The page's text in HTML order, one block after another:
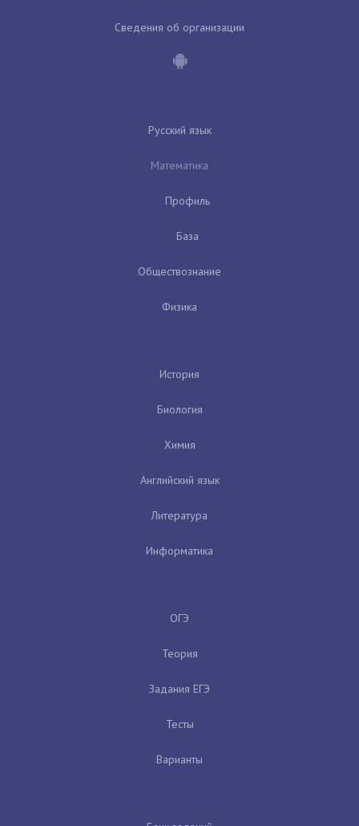
Сведения об организации
Русский язык
Математика
Профиль
База
Обществознание
Физика
История
Биология
Химия
Английский язык
Литература
Информатика
ОГЭ
Теория
Задания ЕГЭ
Тесты
Варианты